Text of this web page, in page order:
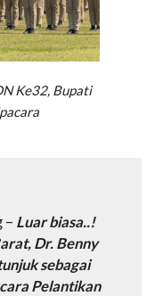
Ke32, Bupati
– Luar biasa..!
Dr. Benny
sebagai
Pelantikan